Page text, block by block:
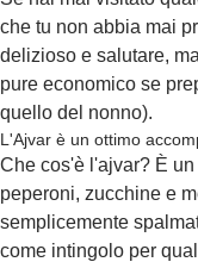
che tu non abbia mai
delizioso e salutare,
pure economico se
quello del nonno).
L'Ajvar è un ottimo
Che cos'è l'ajvar? È
peperoni, zucchine e
semplicemente
come intingolo per